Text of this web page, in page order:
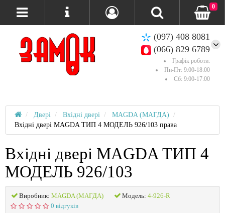
(097) 408 8081
(066) 829 6789
Графік роботи:
Пн-Пт: 9:00-18:00
Сб: 9:00-17:00
0
Двері Вхідні двері
MAGDA (МАГДА)
Вхідні двері MAGDA ТИП 4 МОДЕЛЬ 926/103 права
Вхідні двері MAGDA ТИП 4
МОДЕЛЬ 926/103
Виробник: MAGDA (МАГДА) Модель: 4-926-R
0 відгуків